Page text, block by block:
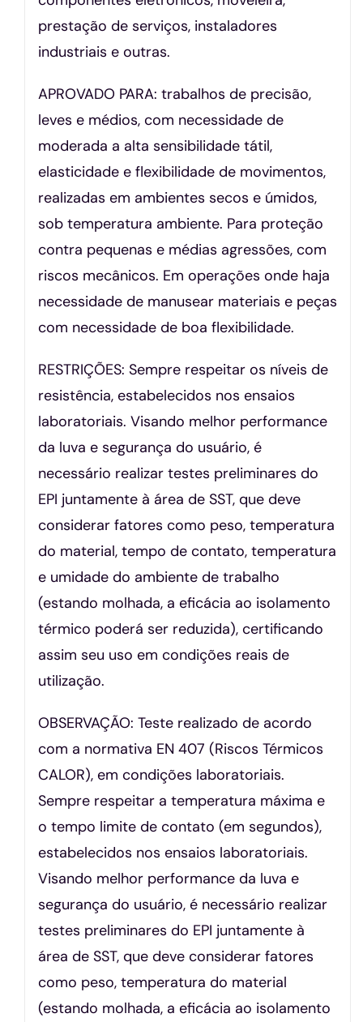
prestação de serviços, instaladores
industriais e outras.
APROVADO PARA: trabalhos de precisão,
leves e médios, com necessidade de
moderada a alta sensibilidade tátil,
elasticidade e flexibilidade de movimentos,
realizadas em ambientes secos e úmidos,
sob temperatura ambiente. Para proteção
contra pequenas e médias agressões, com
riscos mecânicos. Em operações onde haja
necessidade de manusear materiais e peças
com necessidade de boa flexibilidade.
RESTRIÇÕES: Sempre respeitar os níveis de
resistência, estabelecidos nos ensaios
laboratoriais. Visando melhor performance
da luva e segurança do usuário, é
necessário realizar testes preliminares do
EPI juntamente à área de SST, que deve
considerar fatores como peso, temperatura
do material, tempo de contato, temperatura
e umidade do ambiente de trabalho
(estando molhada, a eficácia ao isolamento
térmico poderá ser reduzida), certificando
assim seu uso em condições reais de
utilização.
OBSERVAÇÃO: Teste realizado de acordo
com a normativa EN 407 (Riscos Térmicos
CALOR), em condições laboratoriais.
Sempre respeitar a temperatura máxima e
o tempo limite de contato (em segundos),
estabelecidos nos ensaios laboratoriais.
Visando melhor performance da luva e
segurança do usuário, é necessário realizar
testes preliminares do EPI juntamente à
área de SST, que deve considerar fatores
como peso, temperatura do material
(estando molhada, a eficácia ao isolamento